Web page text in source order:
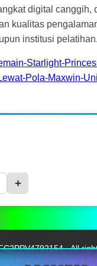
digital canggih,
kualitas
institusi
Starlight-
Pola-Maxwin-
+
- All
Policy
Terms &